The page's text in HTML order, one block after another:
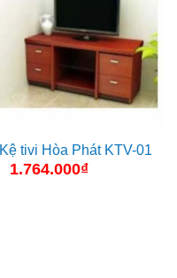
Kệ tivi Hòa Phát KTV-01
1.764.000₫